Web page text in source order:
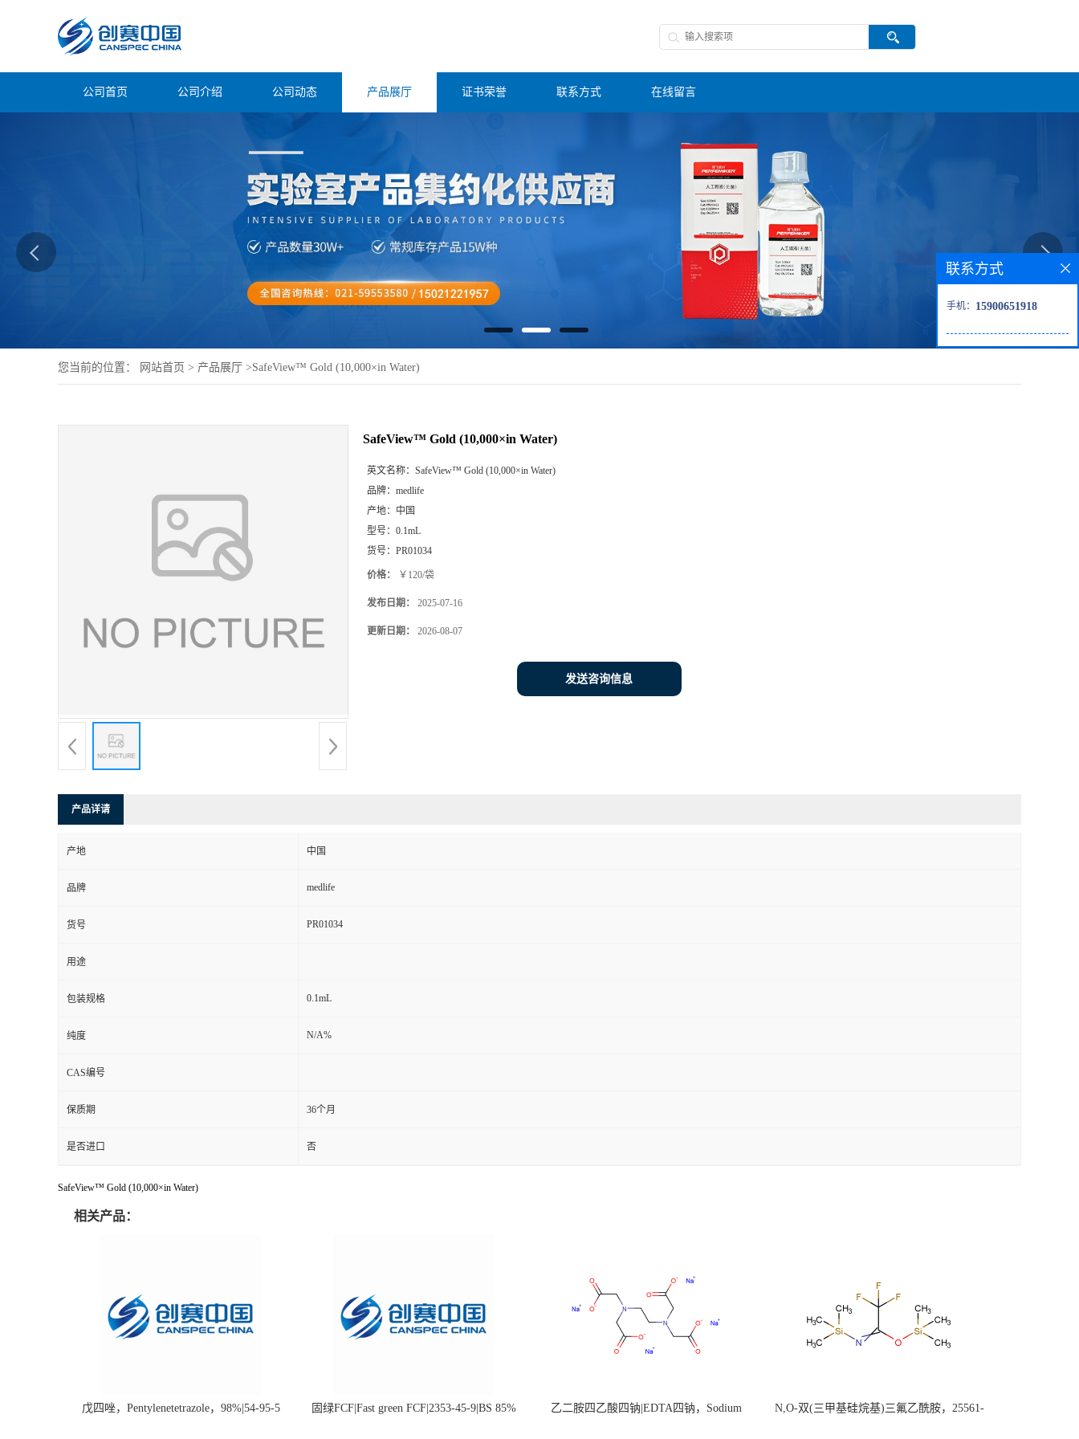
公司首页 公司介绍 公司动态 产品展厅 证书荣誉 联系方式 在线留言
您当前的位置： 网站首页 > 产品展厅 >SafeView™ Gold (10,000×in Water)
SafeView™ Gold (10,000×in Water)
英文名称： SafeView™ Gold (10,000×in Water)
品牌： medlife
产地： 中国
型号： 0.1mL
货号： PR01034
价格： ￥120/袋
发布日期： 2025-07-16
更新日期： 2026-08-07
发送咨询信息
产品详请
产地 中国
品牌 medlife
货号 PR01034
用途
包装规格 0.1mL
纯度 N/A%
CAS编号
保质期 36个月
是否进口 否
SafeView™ Gold (10,000×in Water)
相关产品：
戊四唑，Pentylenetetrazole，98%|54-95-5 固绿FCF|Fast green FCF|2353-45-9|BS 85%
乙二胺四乙酸四钠|EDTA四钠，Sodium
N,O-双(三甲基硅烷基)三氟乙酰胺，25561-
联系方式
手机： 15900651918